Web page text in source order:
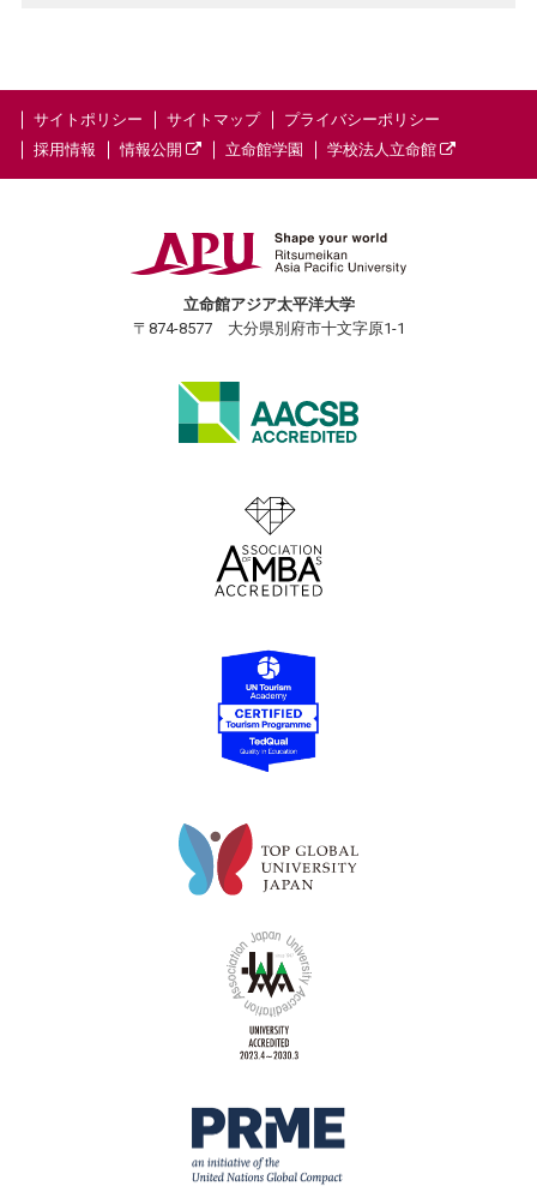
サイトポリシー サイトマップ
プライバシーポリシー
採用情報
情報公開 立命館学園 学校法人立命館
立命館アジア太平洋大学
〒874-8577 大分県別府市十文字原1-1